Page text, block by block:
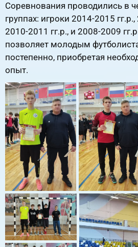
Соревнования проводились в
группах: игроки 2014-2015
2010-2011 гг.р., и 2008-2009
позволяет молодым
постепенно, приобретая
опыт.